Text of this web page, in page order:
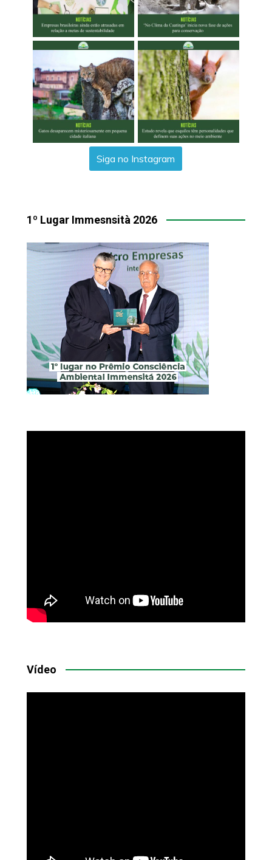
Siga no Instagram
1º Lugar Immesnsità 2026
Vídeo